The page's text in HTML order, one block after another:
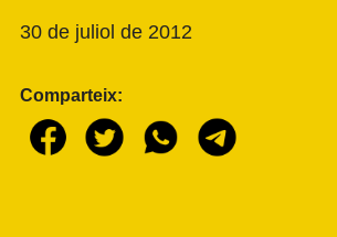
30 de juliol de 2012
Comparteix: